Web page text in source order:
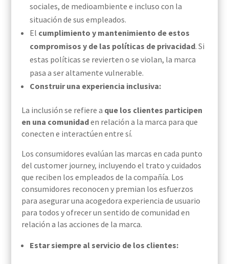
sociales, de medioambiente e incluso con la
situación de sus empleados.
El cumplimiento y mantenimiento de estos
compromisos y de las políticas de privacidad. Si
estas políticas se revierten o se violan, la marca
pasa a ser altamente vulnerable.
Construir una experiencia inclusiva:
La inclusión se refiere a que los clientes participen
en una comunidaden relación a la marca para que
conecten e interactúen entre sí.
Los consumidores evalúan las marcas en cada punto
del customer journey, incluyendo el trato y cuidados
que reciben los empleados de la compañía. Los
consumidores reconocen y premian los esfuerzos
para asegurar una acogedora experiencia de usuario
para todos y ofrecer un sentido de comunidad en
relación a las acciones de la marca.
Estar siempre al servicio de los clientes: